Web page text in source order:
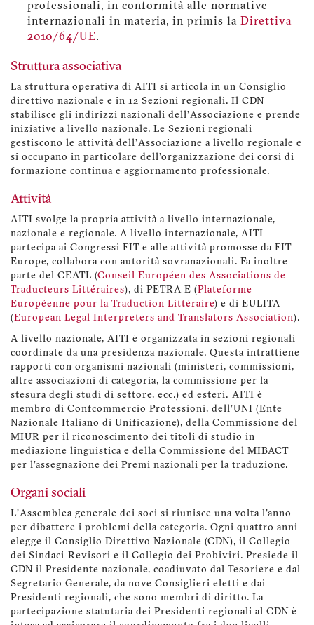
professionali, in conformità alle normative
internazionali in materia, in primis la Direttiva
2010/64/UE.
Struttura associativa
La struttura operativa di AITI si articola in un Consiglio
direttivo nazionale e in 12 Sezioni regionali. Il CDN
stabilisce gli indirizzi nazionali dell'Associazione e prende
iniziative a livello nazionale. Le Sezioni regionali
gestiscono le attività dell'Associazione a livello regionale e
si occupano in particolare dell'organizzazione dei corsi di
formazione continua e aggiornamento professionale.
Attività
AITI svolge la propria attività a livello internazionale,
nazionale e regionale. A livello internazionale, AITI
partecipa ai Congressi FIT e alle attività promosse da FIT-
Europe, collabora con autorità sovranazionali. Fa inoltre
parte del CEATL (Conseil Européen des Associations de
Traducteurs Littéraires), di PETRA-E (Plateforme
Européenne pour la Traduction Littéraire) e di EULITA
(European Legal Interpreters and Translators Association).
A livello nazionale, AITI è organizzata in sezioni regionali
coordinate da una presidenza nazionale. Questa intrattiene
rapporti con organismi nazionali (ministeri, commissioni,
altre associazioni di categoria, la commissione per la
stesura degli studi di settore, ecc.) ed esteri. AITI è
membro di Confcommercio Professioni, dell'UNI (Ente
Nazionale Italiano di Unificazione), della Commissione del
MIUR per il riconoscimento dei titoli di studio in
mediazione linguistica e della Commissione del MIBACT
per l'assegnazione dei Premi nazionali per la traduzione.
Organi sociali
L'Assemblea generale dei soci si riunisce una volta l'anno
per dibattere i problemi della categoria. Ogni quattro anni
elegge il Consiglio Direttivo Nazionale (CDN), il Collegio
dei Sindaci-Revisori e il Collegio dei Probiviri. Presiede il
CDN il Presidente nazionale, coadiuvato dal Tesoriere e dal
Segretario Generale, da nove Consiglieri eletti e dai
Presidenti regionali, che sono membri di diritto. La
partecipazione statutaria dei Presidenti regionali al CDN è